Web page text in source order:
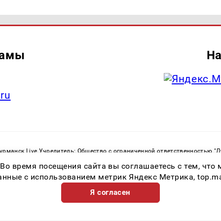
Live Учредитель: Общество с ограниченной ответственностью
служба по надзору в сфере связи, информационных технологий и
Регистрационный номер СМИ ЭЛ № ФС 77 - 82534 от 21.01.2022
время посещения сайта вы соглашаетесь с тем,
с использованием метрик Яндекс Метрика,
Я согласен